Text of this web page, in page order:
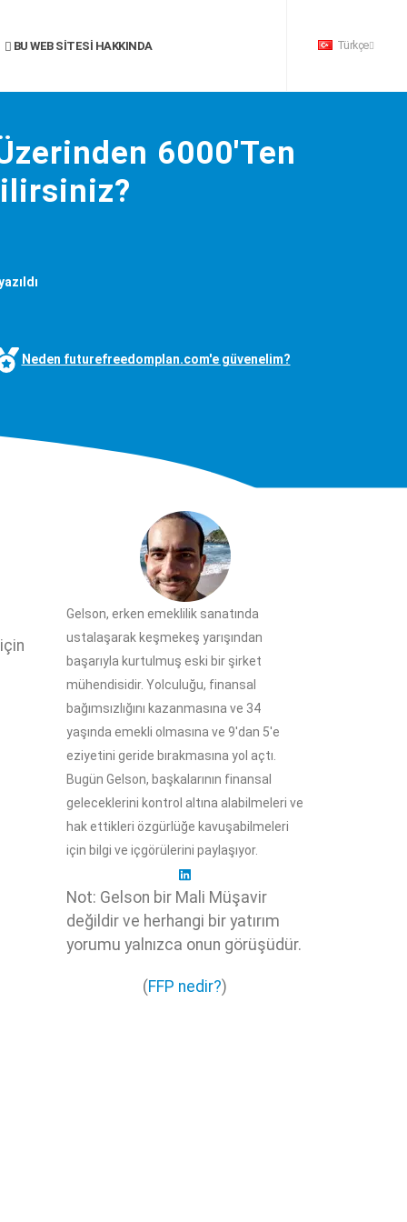
BU WEB SITESI HAKKINDA Türkçe
6000'Ten
Neden futurefreedomplan.com'e güvenelim?
Gelson, erken emeklilik sanatında
ustalaşarak keşmekeş yarışından
başarıyla kurtulmuş eski bir şirket
mühendisidir. Yolculuğu, finansal
bağımsızlığını kazanmasına ve 34
yaşında emekli olmasına ve 9'dan 5'e
eziyetini geride bırakmasına yol açtı.
Bugün Gelson, başkalarının finansal
geleceklerini kontrol altına alabilmeleri ve
hak ettikleri özgürlüğe kavuşabilmeleri
için bilgi ve içgörülerini paylaşıyor.
Not: Gelson bir Mali Müşavir
değildir ve herhangi bir yatırım
yorumu yalnızca onun görüşüdür.
(FFP nedir?)